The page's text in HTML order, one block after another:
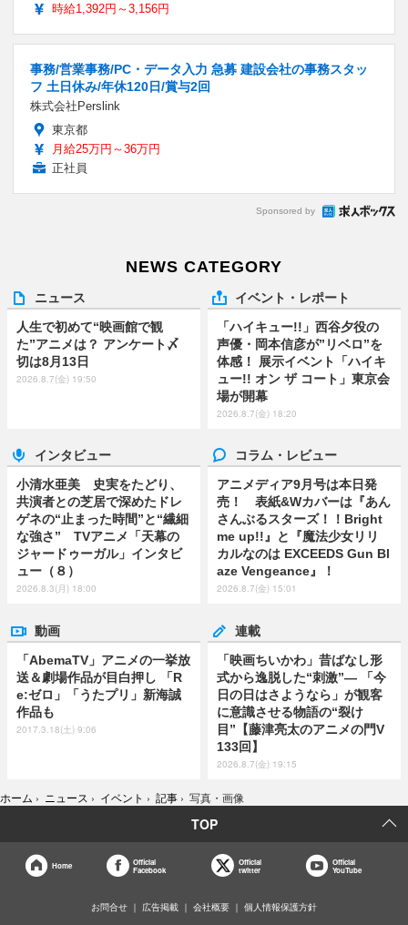
時給1,392円～3,156円
事務/営業事務/PC・データ入力 急募 建設会社の事務スタッ
フ 土日休み/年休120日/賞与2回
株式会社Perslink
東京都
月給25万円～36万円
正社員
Sponsored by
NEWS CATEGORY
ニュース
人生で初めて“映画館で観
た”アニメは？ アンケート〆
切は8月13日
2026.8.7(金) 19:50
イベント・レポート
「ハイキュー!!」西谷夕役の
声優・岡本信彦が”リベロ”を
体感！ 展示イベント「ハイキ
ュー!! オン ザ コート」東京会
場が開幕
2026.8.7(金) 18:20
インタビュー
小清水亜美 史実をたどり、
共演者との芝居で深めたドレ
ゲネの“止まった時間”と“繊細
な強さ” TVアニメ「天幕の
ジャードゥーガル」インタビ
ュー（８）
2026.8.3(月) 18:00
コラム・レビュー
アニメディア9月号は本日発
売！ 表紙&Wカバーは『あん
さんぶるスターズ！！Bright
me up!!』と『魔法少女リリ
カルなのは EXCEEDS Gun Bl
aze Vengeance』！
2026.8.7(金) 15:01
動画
「AbemaTV」アニメの一挙放
送＆劇場作品が目白押し 「R
e:ゼロ」「うたプリ」新海誠
作品も
2017.3.18(土) 9:06
連載
「映画ちいかわ」昔ばなし形
式から逸脱した“刺激”― 「今
日の日はさようなら」が観客
に意識させる物語の“裂け
目”【藤津亮太のアニメの門V
133回】
2026.8.7(金) 19:15
ホーム › ニュース › イベント › 記事 › 写真・画像
TOP
Home
Official
Facebook
Official
twitter
Official
YouTube
お問合せ 広告掲載 会社概要 個人情報保護方針